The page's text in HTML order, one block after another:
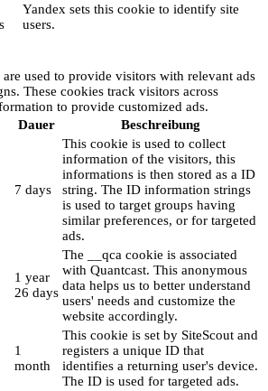
Yandex sets this cookie to identify site
users.
used to provide visitors with relevant ads
These cookies track visitors across
to provide customized ads.
Dauer Beschreibung
7 days
This cookie is used to collect
information of the visitors, this
informations is then stored as a ID
string. The ID information strings
is used to target groups having
similar preferences, or for targeted
ads.
1 year
26 days
The __qca cookie is associated
with Quantcast. This anonymous
data helps us to better understand
users' needs and customize the
website accordingly.
1
month
This cookie is set by SiteScout and
registers a unique ID that
identifies a returning user's device.
The ID is used for targeted ads.